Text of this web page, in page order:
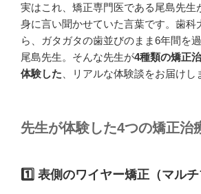
実はこれ、矯正専門医である尾島先生
身に言い聞かせていた言葉です。歯科
ら、ガタガタの歯並びのまま6年間を
尾島先生。そんな先生が4種類の矯正
体験した 、リアルな体験談をお届けし
先生が体験した4つの矯正治
1️⃣ 表側のワイヤー矯正（マルチ